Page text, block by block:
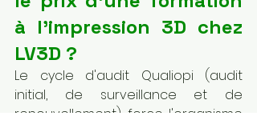
à l'impression 3D chez
LV3D ?
Le cycle d'audit Qualiopi (audit
initial, de surveillance et de
renouvellement) force l'organisme